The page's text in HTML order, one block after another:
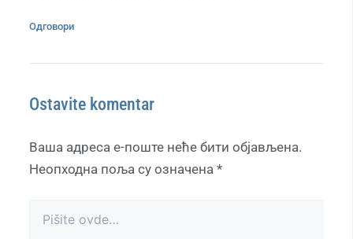
Одговори
Ostavite komentar
Ваша адреса е-поште неће бити објављена.
Неопходна поља су означена *